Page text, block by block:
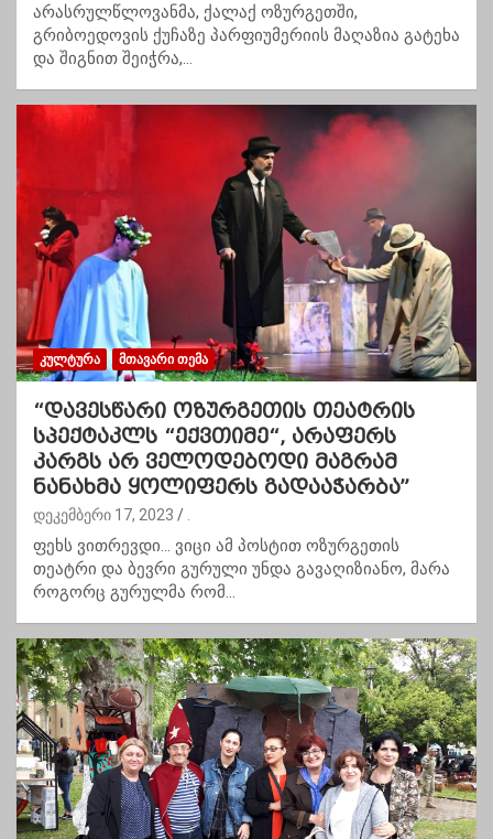
არასრულწლოვანმა, ქალაქ ოზურგეთში,
გრიბოედოვის ქუჩაზე პარფიუმერიის მაღაზია გატეხა
და შიგნით შეიჭრა,…
ᲙᲣᲚᲢᲣᲠᲐ ᲛᲗᲐᲕᲐᲠᲘ ᲗᲔᲛᲐ
“დავესწარი ოზურგეთის თეატრის
სპექტაკლს “ექვთიმე“, არაფერს
კარგს არ ველოდებოდი მაგრამ
ნანახმა ყოლიფერს გადააჭარბა”
დეკემბერი 17, 2023
ფეხს ვითრევდი… ვიცი ამ პოსტით ოზურგეთის
თეატრი და ბევრი გურული უნდა გავაღიზიანო, მარა
როგორც გურულმა რომ…